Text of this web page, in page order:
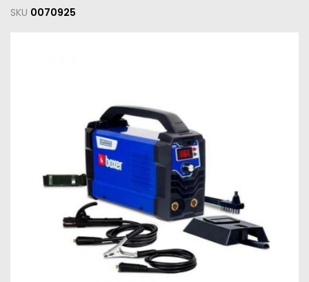
EPIs
Iluminação
Construção
SKU 0070925